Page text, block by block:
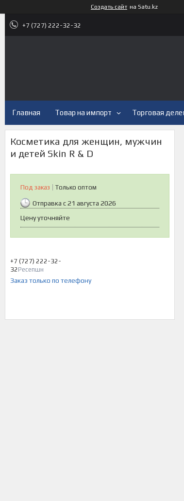
Создать сайт на Satu.kz
+7 (727) 222-32-32
Главная Товар на импорт Торговая
Косметика для женщин, мужчин
и детей Skin R & D
Под заказ Только оптом
Отправка с 21 августа 2026
Цену уточняйте
+7 (727) 222-32-
32 Ресепшн
Заказ только по телефону